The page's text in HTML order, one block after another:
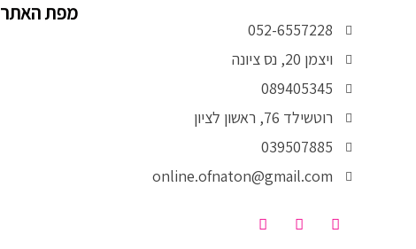
052-6557228
ויצמן 20, נס ציונה
089405345
רוטשילד 76, ראשון לציון
039507885
online.ofnaton@gmail.com
F
a
I
n
T
i
מפת האתר